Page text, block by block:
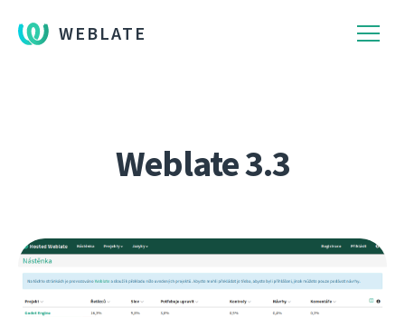
WEBLATE
Weblate 3.3